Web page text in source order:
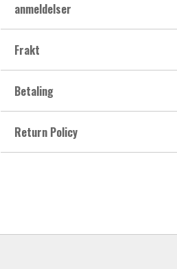
anmeldelser
Frakt
Betaling
Return Policy